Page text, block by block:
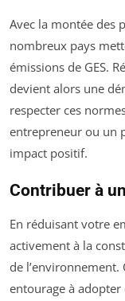
Avec la montée des
nombreux pays
émissions de GES.
devient alors une
respecter ces
entrepreneur ou un
impact positif.
Contribuer à
En réduisant votre
activement à la
de l’environnement.
entourage à